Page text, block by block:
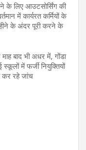
के लिए आउटसोर्सिंग की
में कार्यरत कर्मियों के
के अंदर पूरी करने के
माह बाद भी अधर में, गोंडा
स्कूलों में फर्जी नियुक्तियों
रहे जांच